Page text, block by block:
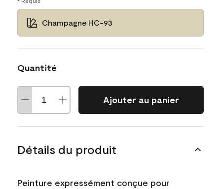
Champagne HC-93
Quantité
Ajouter au panier
Détails du produit
Peinture expressément conçue pour